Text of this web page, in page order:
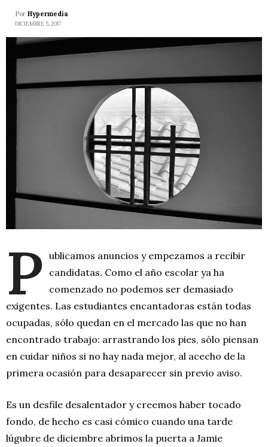
Por Hypermedia
DICIEMBRE 5, 2017
P ublicamos anuncios y empezamos a recibir
candidatas. Como el año escolar ya ha
comenzado no podemos ser demasiado
exigentes. Las estudiantes encantadoras están todas
ocupadas, sólo quedan en el mercado las que no han
encontrado trabajo: arrastrando los pies, sólo piensan
en cuidar niños si no hay nada mejor, al acecho de la
primera ocasión para desaparecer sin previo aviso.
Es un desfile desalentador y creemos haber tocado
fondo, de hecho es casi cómico cuando una tarde
lúgubre de diciembre abrimos la puerta a Jamie